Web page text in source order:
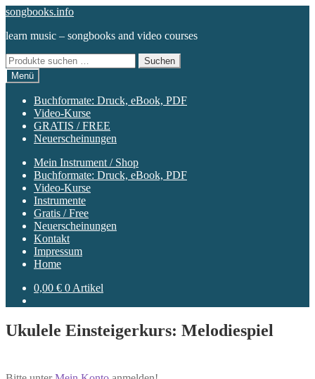
Zur
springen
Zum
springen
songbooks.info
learn music – songbooks and video courses
Suchen
nach:
Suchen
Menü
Buchformate: Druck, eBook, PDF
Video-Kurse
GRATIS / FREE
Neuerscheinungen
Mein Instrument / Shop
Buchformate: Druck, eBook, PDF
Video-Kurse
Instrumente
Gratis / Free
Neuerscheinungen
Kontakt
Impressum
Home
0,00 € 0 Artikel
Ukulele Einsteigerkurs: Melodiespiel